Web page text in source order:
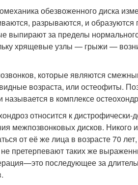
обезвоженного диска
разрываются, и
выпирают за пределы
хрящевые узлы — грыжи —
которые являются
возраста, или остеофиты.
называется в комплексе
относится к
межпозвонковых дисков. Никого
от её же лица в возрасте 70
не претерпевают таких же
последующее за